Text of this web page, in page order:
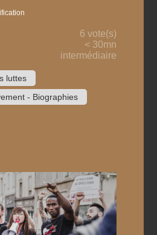
6 vote(s)
< 30mn
intermédiaire
luttes
- Biographies